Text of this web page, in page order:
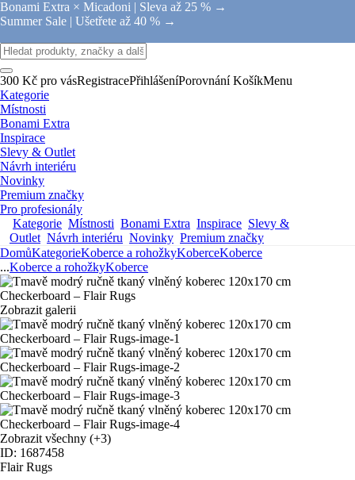
Bonami Extra × Micadoni | Sleva až 25 % →
Summer Sale | Ušetřete až 40 % →
300 Kč pro vásRegistracePřihlášeníPorovnání KošíkMenu
Kategorie
Místnosti
Bonami Extra
Inspirace
Slevy & Outlet
Návrh interiéru
Novinky
Premium značky
Pro profesionály
Kategorie Místnosti Bonami Extra Inspirace Slevy &
Outlet Návrh interiéru Novinky Premium značky
DomůKategorieKoberce a rohožkyKoberceKoberce
...Koberce a rohožkyKoberce
Zobrazit galerii
Zobrazit všechny (+3)
ID: 1687458
Flair Rugs